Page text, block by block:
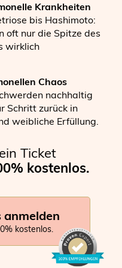
Krankheiten
bis Hashimoto:
oft nur die Spitze des
wirklich
Chaos
nachhaltig
Schritt zurück in
weibliche Erfüllung.
Ticket
kostenlos.
anmelden
kostenlos.